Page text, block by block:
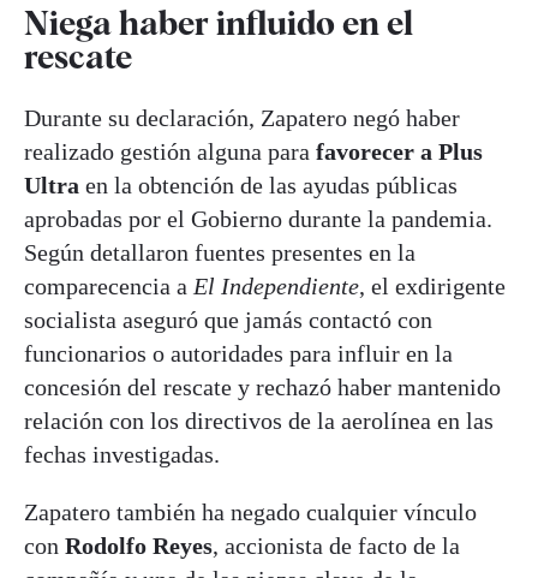
Niega haber influido en el
rescate
Durante su declaración, Zapatero negó haber
realizado gestión alguna para favorecer a Plus
Ultra en la obtención de las ayudas públicas
aprobadas por el Gobierno durante la pandemia.
Según detallaron fuentes presentes en la
comparecencia a El Independiente, el exdirigente
socialista aseguró que jamás contactó con
funcionarios o autoridades para influir en la
concesión del rescate y rechazó haber mantenido
relación con los directivos de la aerolínea en las
fechas investigadas.
Zapatero también ha negado cualquier vínculo
con Rodolfo Reyes, accionista de facto de la